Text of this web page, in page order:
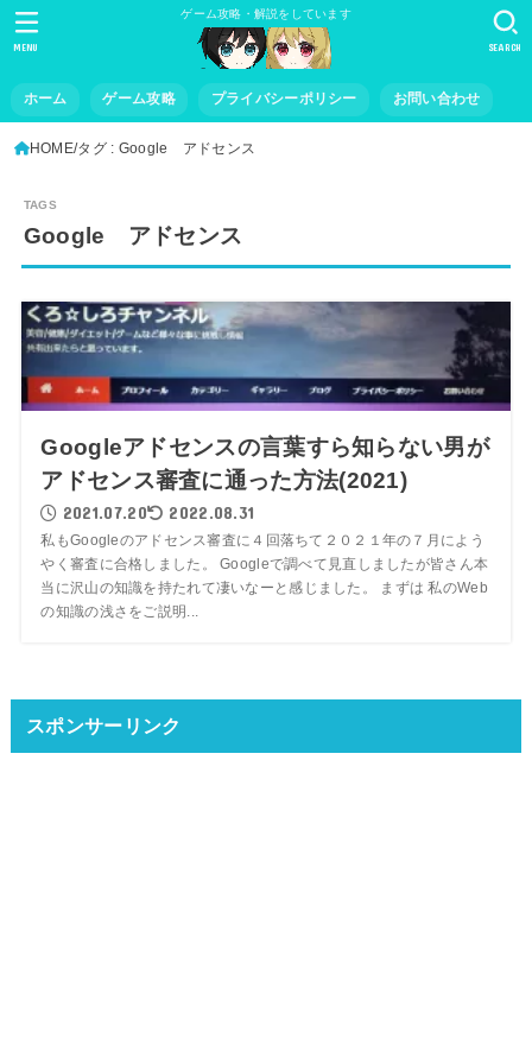
ゲーム攻略・解説をしています
ホーム ゲーム攻略 プライバシーポリシー お問い合わせ
SEARCH
MENU
HOME タグ : Google アドセンス
Google アドセンス
Googleアドセンスの言葉すら知らない男が
アドセンス審査に通った方法(2021)
2021.07.20 2022.08.31
私もGoogleのアドセンス審査に４回落ちて２０２１年の７月によう
やく審査に合格しました。 Googleで調べて見直しましたが皆さん本
当に沢山の知識を持たれて凄いなーと感じました。 まずは 私のWeb
の知識の浅さをご説明...
スポンサーリンク